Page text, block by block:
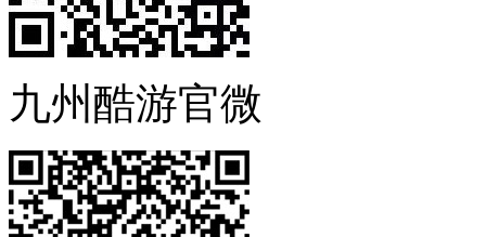
九州酷游官微